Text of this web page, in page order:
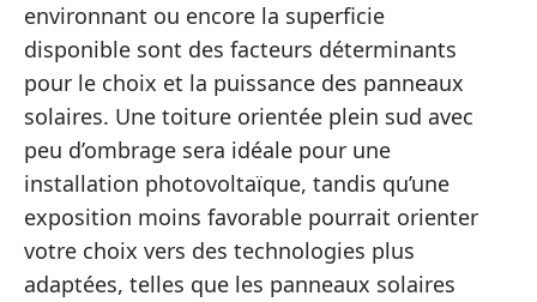
environnant ou encore la superficie
disponible sont des facteurs déterminants
pour le choix et la puissance des panneaux
solaires. Une toiture orientée plein sud avec
peu d’ombrage sera idéale pour une
installation photovoltaïque, tandis qu’une
exposition moins favorable pourrait orienter
votre choix vers des technologies plus
adaptées, telles que les panneaux solaires